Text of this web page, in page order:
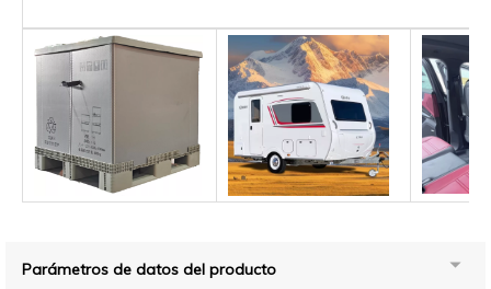
Parámetros de datos del producto